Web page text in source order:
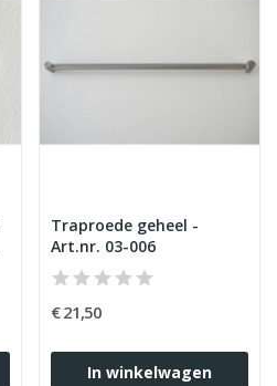
Traproede geheel -
Art.nr. 03-006
€ 21,50
In winkelwagen